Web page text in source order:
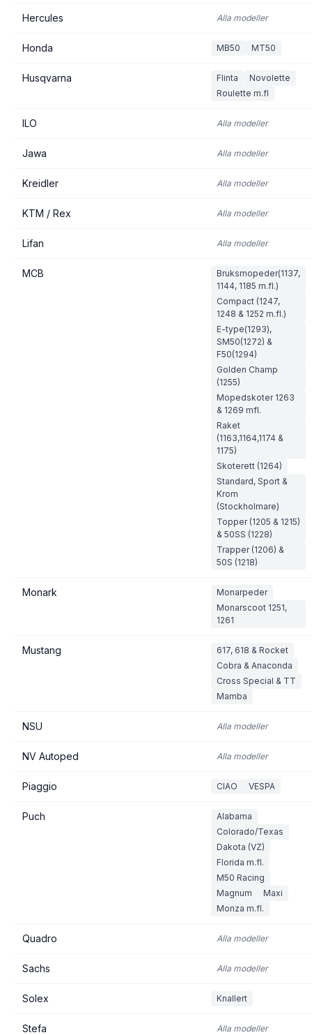
Hercules Alla modeller
Honda MB50 MT50
Husqvarna Flinta
Novolette
Roulette m.fl
ILO Alla modeller
Jawa Alla modeller
Kreidler Alla modeller
KTM / Rex Alla modeller
Lifan Alla modeller
MCB
Bruksmopeder(1137,
1144, 1185 m.fl.)
Compact (1247,
1248 & 1252 m.fl.)
E-type(1293),
SM50(1272) &
F50(1294)
Golden Champ
(1255)
Mopedskoter 1263
& 1269 mfl.
Raket
(1163,1164,1174 &
1175)
Skoterett (1264)
Standard, Sport &
Krom
(Stockholmare)
Topper (1205 & 1215)
& 50SS (1228)
Trapper (1206) &
50S (1218)
Monark
Monarpeder
Monarscoot 1251,
1261
Mustang
617, 618 & Rocket
Cobra & Anaconda
Cross Special & TT
Mamba
NSU Alla modeller
NV Autoped Alla modeller
Piaggio CIAO VESPA
Puch
Alabama
Colorado/Texas
Dakota (VZ)
Florida m.fl.
M50 Racing
Magnum
Maxi
Monza m.fl.
Quadro Alla modeller
Sachs Alla modeller
Solex Knallert
Stefa Alla modeller